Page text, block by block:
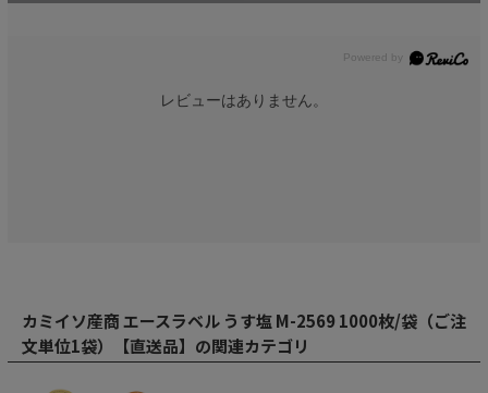
レビューはありません。
カミイソ産商 エースラベル うす塩 M-2569 1000枚/袋（ご注
文単位1袋）【直送品】の関連カテゴリ